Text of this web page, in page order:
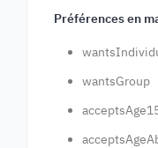
Préférences en
wantsGroup